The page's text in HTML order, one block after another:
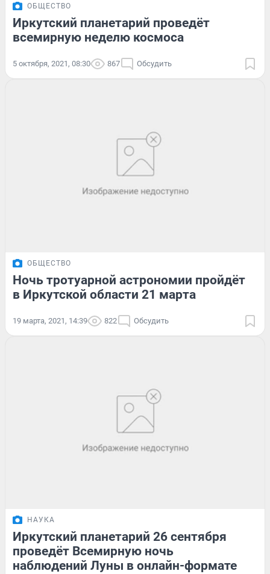
ОБЩЕСТВО
Иркутский планетарий проведёт
всемирную неделю космоса
5 октября, 2021, 08:30 867 Обсудить
ОБЩЕСТВО
Ночь тротуарной астрономии пройдёт
в Иркутской области 21 марта
19 марта, 2021, 14:39 822 Обсудить
НАУКА
Иркутский планетарий 26 сентября
проведёт Всемирную ночь
наблюдений Луны в онлайн-формате